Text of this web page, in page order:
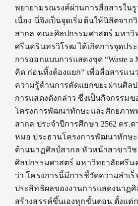
พยายามรณรงค์ผ่านการสื่อสารในรู
เนื่อง นี่จึงเป็นจุดเริ่มต้นให้นิสิตจาก
สากล คณะศิลปกรรมศาสตร์ มหาวิ
ศรีนครินทรวิโรฒ ได้เกิดการจุดปร
การออกแบบการแสดงชุด “Waste a
คิด ก่อนทิ้งต้องแยก” เพื่อสื่อสารแน
ความรู้ด้านการคัดแยกขยะผ่านศิล
การแสดงดังกล่าว ซึ่งเป็นกิจกรรม
โครงการพัฒนาทักษะและศักยภาพ
สากล ประจำปีการศึกษา 2562 ดร.
หมอ ประธานโครงการพัฒนาทักษ
ด้านนาฏศิลป์สากล หัวหน้าสาขาวิ
ศิลปกรรมศาสตร์ มหาวิทยาลัยศรี
ว่า โครงการนี้มีการชี้วัดความสำเ
ประสิทธิผลของงานการแสดงนาฏ
สร้างสรรค์ขึ้นเองทุกขั้นตอน ตั้งแต่